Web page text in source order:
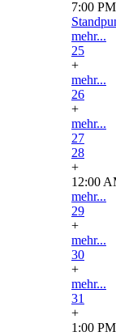
7:00
mehr...
25
+
mehr...
26
+
mehr...
27
28
+
12:00
mehr...
29
+
mehr...
30
+
mehr...
31
+
1:00